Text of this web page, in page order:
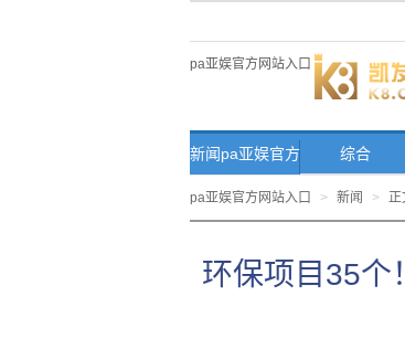
pa亚娱官方网站入口
新闻pa亚娱官方
网站入口首页
综合
pa亚娱官方网站入口 > 新闻 > 正
环保项目35个